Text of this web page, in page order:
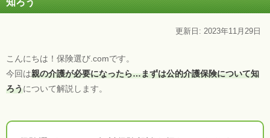
知ろう
更新日: 2023年11月29日
こんにちは！保険選び.comです。
今回は親の介護が必要になったら…まずは公的介護保険について知
ろうについて解説します。